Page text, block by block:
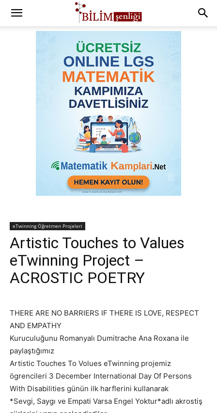
eTwinning Öğretmen Projeleri
Artistic Touches to Values
eTwinning Project –
ACROSTIC POETRY
THERE ARE NO BARRIERS IF THERE IS LOVE, RESPECT
AND EMPATHY
Kuruculuğunu Romanyalı Dumitrache Ana Roxana ile
paylaştığımız
Artistic Touches To Volues eTwinning projemiz
ögrencileri 3 December International Day Of Persons
With Disabilities günün ilk harflerini kullanarak
*Sevgi, Saygı ve Empati Varsa Engel Yoktur*adlı akrostiş